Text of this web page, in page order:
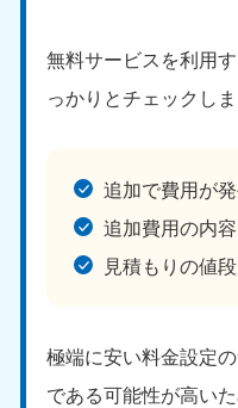
無料サービスを利用
っかりとチェックしま
追加で費用が
追加費用の内
見積もりの値
極端に安い料金設定
である可能性が高い